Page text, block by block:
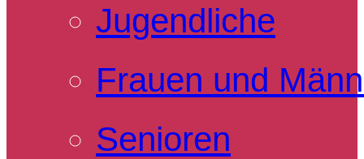
Jugendliche
Frauen und
Senioren